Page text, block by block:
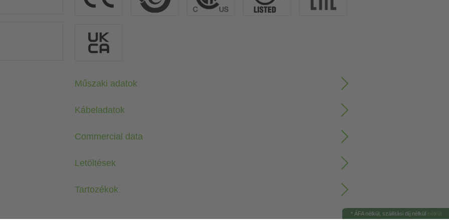
Műszaki adatok
Kábeladatok
Commercial data
Letöltések
Tartozékok
* ÁFA nélkül, szállítási díj nélkül nélkül